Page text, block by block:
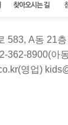
583, A동 21
362-8900(아
영업)